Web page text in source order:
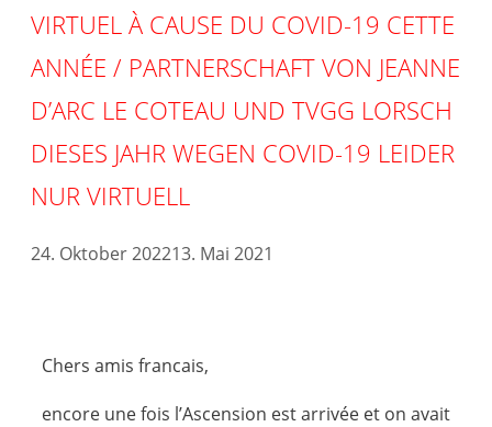
VIRTUEL À CAUSE DU COVID-19 CETTE
ANNÉE / PARTNERSCHAFT VON JEANNE
D’ARC LE COTEAU UND TVGG LORSCH
DIESES JAHR WEGEN COVID-19 LEIDER
NUR VIRTUELL
24. Oktober 202213. Mai 2021
Chers amis francais,
encore une fois l’Ascension est arrivée et on avait